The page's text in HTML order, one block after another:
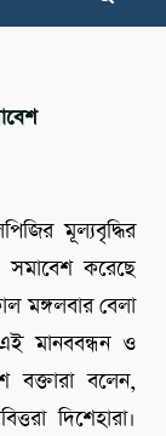
মূল্যবৃদ্ধির
সমাবেশ করেছে
মঙ্গলবার বেলা
মানববন্ধন ও
বক্তারা বলেন,
দিশেহারা।